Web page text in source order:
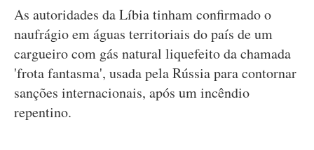
As autoridades da Líbia tinham confirmado o
naufrágio em águas territoriais do país de um
cargueiro com gás natural liquefeito da chamada
'frota fantasma', usada pela Rússia para contornar
sanções internacionais, após um incêndio
repentino.